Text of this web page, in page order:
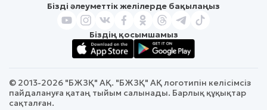
Бізді әлеуметтік желілерде бақылаңыз
Біздің қосымшамыз
© 2013-2026 "БЖЗҚ" АҚ. "БЖЗҚ" АҚ логотипін келісімсіз
пайдалануға қатаң тыйым салынады. Барлық құқықтар
сақталған.